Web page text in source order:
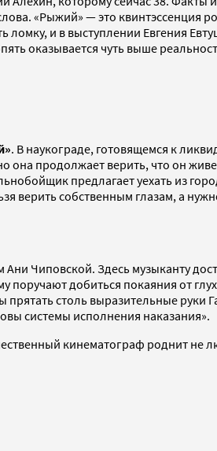
«Рыжий» — это квинтэссенция
и в выступлении Евгения
оказывается чуть выше
. В наукограде, готовящемся к
продолжает верить, что он
предлагает уехать из
верить собственным глазам, а
Чиповской. Здесь музыканту
добиться покаяния от
столь выразительные руки
системы исполнения наказания».
кинематограф роднит не